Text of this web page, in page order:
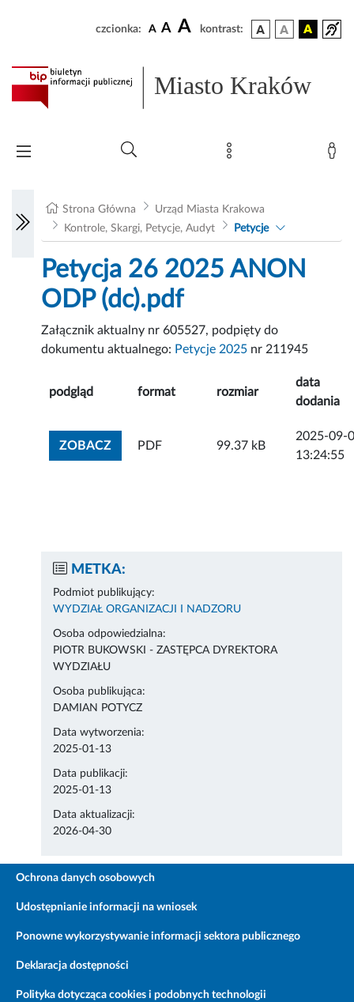
czcionka: A A A kontrast:
Miasto Kraków
Strona Główna
Urząd Miasta Krakowa
Kontrole, Skargi, Petycje, Audyt
Petycje
Petycja 26 2025 ANON
ODP (dc).pdf
Załącznik aktualny nr 605527, podpięty do
dokumentu aktualnego: Petycje 2025 nr 211945
podgląd format rozmiar
data
dodania
ZOBACZZOBACZ ZAŁĄCZNIK
PDF 99.37 kB
2025-09-
13:24:55
METKA:
Podmiot publikujący:
WYDZIAŁ ORGANIZACJI I NADZORU
Osoba odpowiedzialna:
PIOTR BUKOWSKI - ZASTĘPCA DYREKTORA
WYDZIAŁU
Osoba publikująca:
DAMIAN POTYCZ
Data wytworzenia:
2025-01-13
Data publikacji:
2025-01-13
Data aktualizacji:
2026-04-30
Ochrona danych osobowych
Udostępnianie informacji na wniosek
Ponowne wykorzystywanie informacji sektora publicznego
Deklaracja dostępności
Polityka dotycząca cookies i podobnych technologii